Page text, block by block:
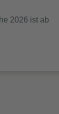
2026 ist ab